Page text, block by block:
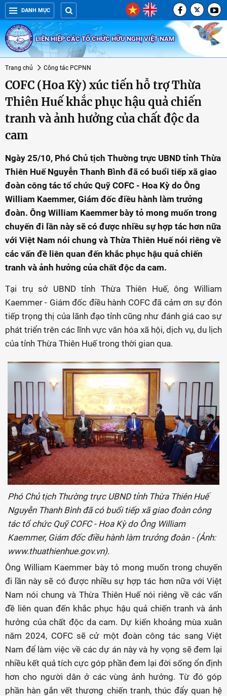
DANH MỤC
LIÊN HIỆP CÁC TỔ CHỨC HỮU NGHỊ VIỆT NAM
Trang chủ Công tác PCPNN
COFC (Hoa Kỳ) xúc tiến hỗ trợ Thừa
Thiên Huế khắc phục hậu quả chiến
tranh và ảnh hưởng của chất độc da
cam
Ngày 25/10, Phó Chủ tịch Thường trực UBND tỉnh Thừa
Thiên Huế Nguyễn Thanh Bình đã có buổi tiếp xã giao
đoàn công tác tổ chức Quỹ COFC - Hoa Kỳ do Ông
William Kaemmer, Giám đốc điều hành làm trưởng
đoàn. Ông William Kaemmer bày tỏ mong muốn trong
chuyến đi lần này sẽ có được nhiều sự hợp tác hơn nữa
với Việt Nam nói chung và Thừa Thiên Huế nói riêng về
các vấn đề liên quan đến khắc phục hậu quả chiến
tranh và ảnh hưởng của chất độc da cam.
Tại trụ sở UBND tỉnh Thừa Thiên Huế, ông William
Kaemmer - Giám đốc điều hành COFC đã cảm ơn sự đón
tiếp trọng thị của lãnh đạo tỉnh cũng như đánh giá cao sự
phát triển trên các lĩnh vực văn hóa xã hội, dịch vụ, du lịch
của tỉnh Thừa Thiên Huế trong thời gian qua.
Phó Chủ tịch Thường trực UBND tỉnh Thừa Thiên Huế
Nguyễn Thanh Bình đã có buổi tiếp xã giao đoàn công
tác tổ chức Quỹ COFC - Hoa Kỳ do Ông William
Kaemmer, Giám đốc điều hành làm trưởng đoàn - (Ảnh:
www.thuathienhue.gov.vn).
Ông William Kaemmer bày tỏ mong muốn trong chuyến
đi lần này sẽ có được nhiều sự hợp tác hơn nữa với Việt
Nam nói chung và Thừa Thiên Huế nói riêng về các vấn
đề liên quan đến khắc phục hậu quả chiến tranh và ảnh
hưởng của chất độc da cam. Dự kiến khoảng mùa xuân
năm 2024, COFC sẽ cử một đoàn công tác sang Việt
Nam để làm việc về các dự án này và hy vọng sẽ đem lại
nhiều kết quả tích cực góp phần đem lại đời sống ổn định
hơn cho người dân ở các vùng ảnh hưởng. Từ đó góp
phần hàn gắn vết thương chiến tranh, thúc đẩy quan hệ